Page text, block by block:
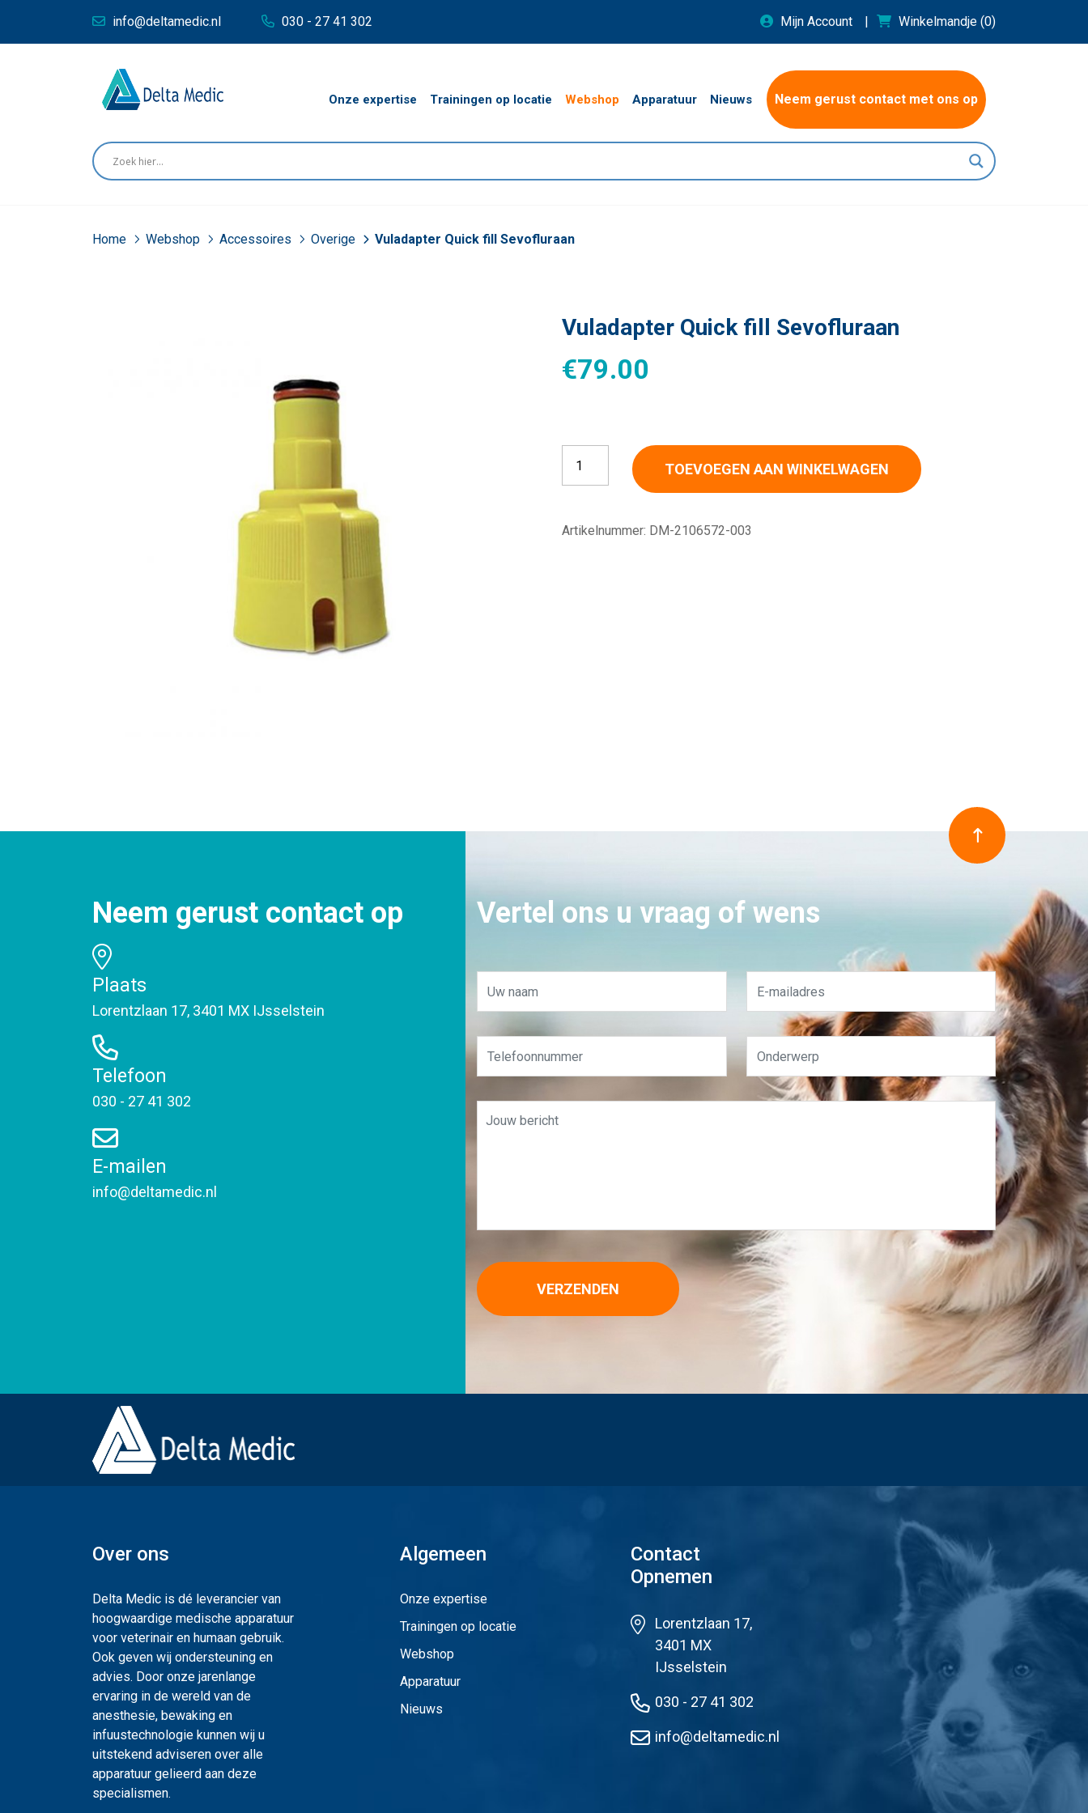
info@deltamedic.nl 030 - 27 41 302 Mijn Account Winkelmandje (0)
Onze expertise Trainingen op locatie Webshop Apparatuur Nieuws Neem gerust contact met ons op
Home Webshop Accessoires Overige Vuladapter Quick fill Sevofluraan
Vuladapter Quick fill Sevofluraan
€79.00
Vuladapter Quick fill Sevofluraan aantal
TOEVOEGEN AAN WINKELWAGEN
Artikelnummer: DM-2106572-003
Neem gerust contact op
Plaats
Lorentzlaan 17, 3401 MX IJsselstein
Telefoon
030 - 27 41 302
E-mailen
info@deltamedic.nl
Vertel ons u vraag of wens
VERZENDEN
Over ons
Delta Medic is dé leverancier van
hoogwaardige medische apparatuur
voor veterinair en humaan gebruik.
Ook geven wij ondersteuning en
advies. Door onze jarenlange
ervaring in de wereld van de
anesthesie, bewaking en
infuustechnologie kunnen wij u
uitstekend adviseren over alle
apparatuur gelieerd aan deze
specialismen.
Algemeen
Onze expertise
Trainingen op locatie
Webshop
Apparatuur
Nieuws
Contact
Opnemen
Lorentzlaan 17,
3401 MX
IJsselstein
030 - 27 41 302
info@deltamedic.nl